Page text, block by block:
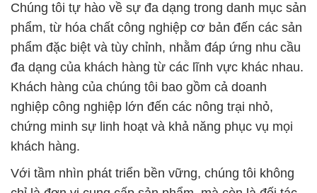
Chúng tôi tự hào về sự đa dạng trong danh mục sản
phẩm, từ hóa chất công nghiệp cơ bản đến các sản
phẩm đặc biệt và tùy chỉnh, nhằm đáp ứng nhu cầu
đa dạng của khách hàng từ các lĩnh vực khác nhau.
Khách hàng của chúng tôi bao gồm cả doanh
nghiệp công nghiệp lớn đến các nông trại nhỏ,
chứng minh sự linh hoạt và khả năng phục vụ mọi
khách hàng.
Với tầm nhìn phát triển bền vững, chúng tôi không